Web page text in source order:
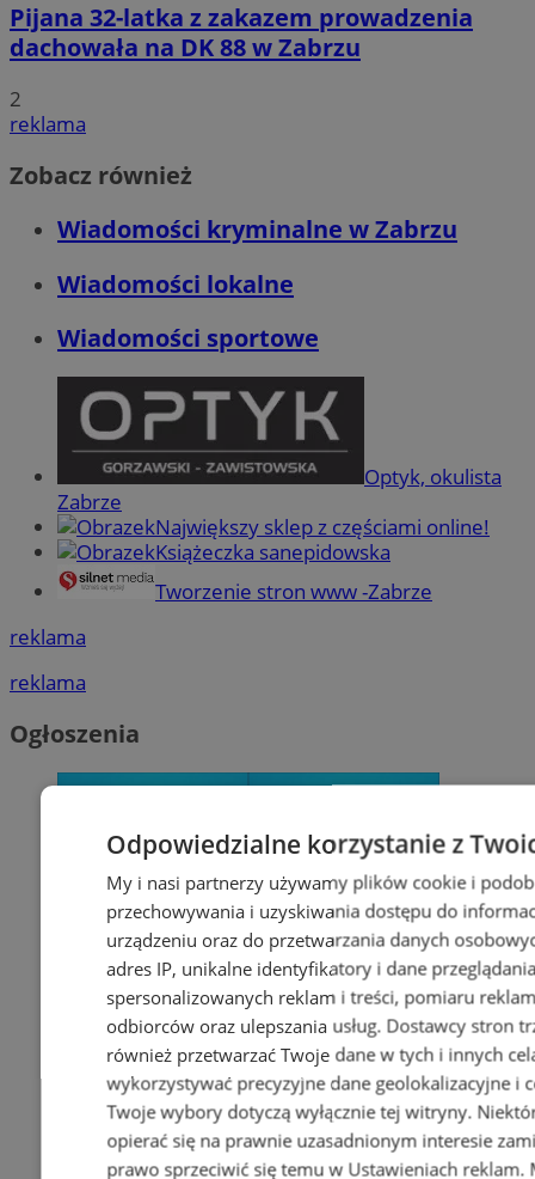
Pijana 32-latka z zakazem prowadzenia
dachowała na DK 88 w Zabrzu
2
reklama
Zobacz również
Wiadomości kryminalne w Zabrzu
Wiadomości lokalne
Wiadomości sportowe
Optyk, okulista
Zabrze
Największy sklep z częściami online!
Książeczka sanepidowska
Tworzenie stron www -Zabrze
reklama
reklama
Ogłoszenia
Odpowiedzialne korzystanie z
My i nasi partnerzy używamy plików cookie i
przechowywania i uzyskiwania dostępu do
urządzeniu oraz do przetwarzania danych
adres IP, unikalne identyfikatory i dane
spersonalizowanych reklam i treści, pomiaru
odbiorców oraz ulepszania usług. Dostawcy stron
również przetwarzać Twoje dane w tych i innych
wykorzystywać precyzyjne dane geolokalizacyjne i
Twoje wybory dotyczą wyłącznie tej witryny.
opierać się na prawnie uzasadnionym interesie
prawo sprzeciwić się temu w Ustawieniach reklam.